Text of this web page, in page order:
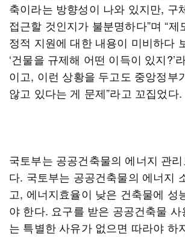
축이라는 방향성이 나와 있지만, 구
접근할 것인지가 불분명하다”며 “제
정적 지원에 대한 내용이 미비하다
‘건물을 규제해 어떤 이득이 있지?’
이고, 이런 상황을 두고도 중앙정부
않고 있다는 게 문제”라고 꼬집었다.
국토부는 공공건축물의 에너지 관
다. 국토부는 공공건축물의 에너지
고, 에너지효율이 낮은 건축물에 성
야 한다. 요구를 받은 공공건축물
는 특별한 사유가 없으면 따라야 하